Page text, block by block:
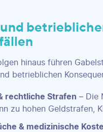
hinaus führen
betrieblichen
rechtliche Strafen – Die
zu hohen Geldstrafen,
& medizinische